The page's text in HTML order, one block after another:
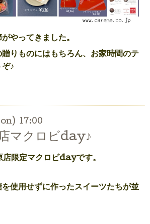
やってきました。
りものにはもちろん、お家時間のテ
♪
17:00
マクロビday♪
限定マクロビdayです。
使用せずに作ったスイーツたちが並